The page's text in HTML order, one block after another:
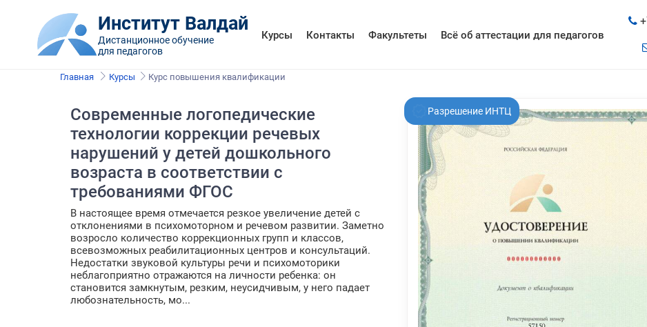
Институт Валдай
Дистанционное обучение
для педагогов
Курсы Контакты Факультеты Всё об аттестации для педагогов
Главная Курсы Курс повышения квалификации
Современные логопедические
технологии коррекции речевых
нарушений у детей дошкольного
возраста в соответствии с
требованиями ФГОС
В настоящее время отмечается резкое увеличение детей с
отклонениями в психомоторном и речевом развитии. Заметно
возросло количество коррекционных групп и классов,
всевозможных реабилитационных центров и консультаций.
Недостатки звуковой культуры речи и психомоторики
неблагоприятно отражаются на личности ребенка: он
становится замкнутым, резким, неусидчивым, у него падает
любознательность, мо...
Разрешение ИНТЦ